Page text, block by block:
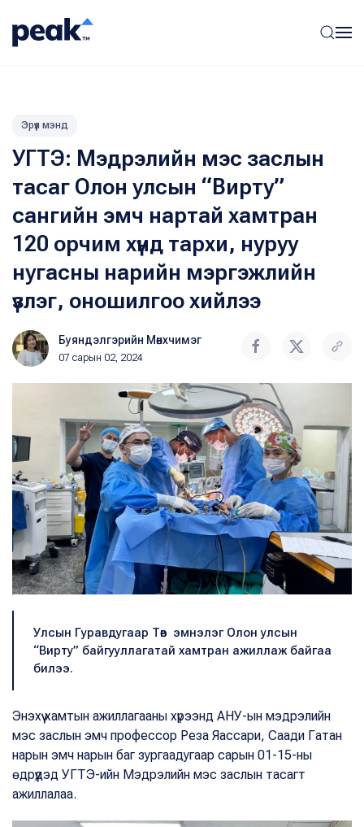
Эрүүл мэнд
УГТЭ: Мэдрэлийн мэс заслын
тасаг Олон улсын “Вирту”
сангийн эмч нартай хамтран
120 орчим хүнд тархи, нуруу
нугасны нарийн мэргэжлийн
үзлэг, оношилгоо хийлээ
Буяндэлгэрийн Мөнхчимэг
07 сарын 02, 2024
Улсын Гуравдугаар Төв эмнэлэг Олон улсын
“Вирту” байгууллагатай хамтран ажиллаж байгаа
билээ.
Энэхүү хамтын ажиллагааны хүрээнд АНУ-ын мэдрэлийн
мэс заслын эмч профессор Реза Яассари, Саади Гатан
нарын эмч нарын баг зургаадугаар сарын 01-15-ны
өдрүүдэд УГТЭ-ийн Мэдрэлийн мэс заслын тасагт
ажиллалаа.